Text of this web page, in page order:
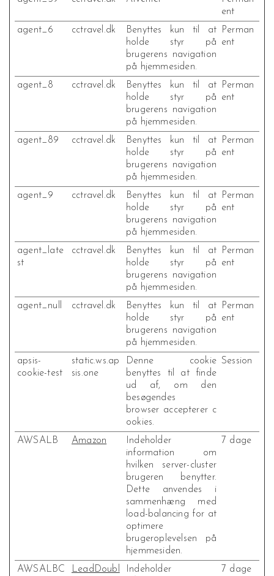
ent
agent_6
cctravel.dk
Benyttes kun til at
holde styr på
brugerens navigation
på hjemmesiden.
Perman
ent
agent_8 cctravel.dk
Benyttes kun til at
holde styr på
brugerens navigation
på hjemmesiden.
Perman
ent
agent_89 cctravel.dk
Benyttes kun til at
holde styr på
brugerens navigation
på hjemmesiden.
Perman
ent
agent_9 cctravel.dk
Benyttes kun til at
holde styr på
brugerens navigation
på hjemmesiden.
Perman
ent
agent_late
st
cctravel.dk
Benyttes kun til at
holde styr på
brugerens navigation
på hjemmesiden.
Perman
ent
agent_null cctravel.dk
Benyttes kun til at
holde styr på
brugerens navigation
på hjemmesiden.
Perman
ent
apsis-
cookie-test
static.ws.ap
sis.one
Denne cookie
benyttes til at finde
ud af, om den
besøgendes
browser accepterer c
ookies.
Session
AWSALB Amazon
Indeholder
information om
hvilken server-cluster
brugeren benytter.
Dette anvendes i
sammenhæng med
load-balancing for at
optimere
brugeroplevelsen på
hjemmesiden.
7 dage
AWSALBC
LeadDoubl
Indeholder
7 dage